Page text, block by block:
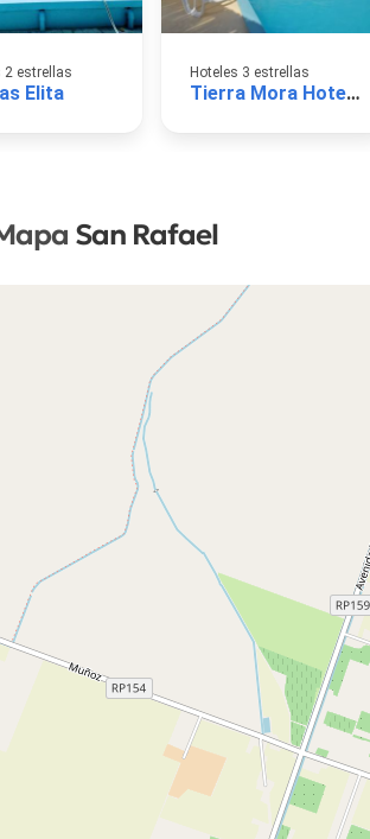
2 estrellas
Elita
Hoteles 3 estrellas
Tierra Mora Hotel boutique & apartments
San Rafael